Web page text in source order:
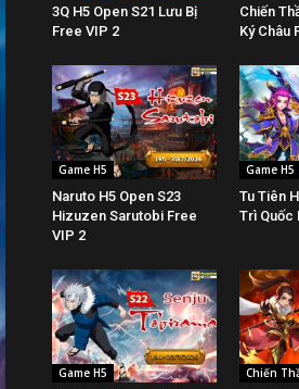
3Q H5 Open S21 Lưu Bị
Free VIP 2
Chiến
Ký Châu
Game H5
Naruto H5 Open S23
Hizuzen Sarutobi Free
VIP 2
Game H5
Tu Tiên
Trì Quốc
Game H5 Chiến